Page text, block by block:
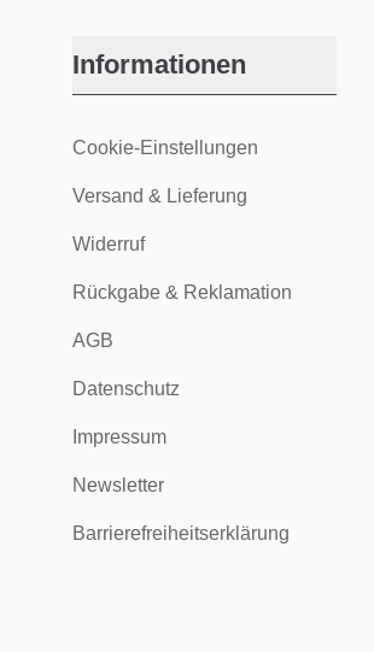
Informationen
Cookie-Einstellungen
Versand & Lieferung
Widerruf
Rückgabe & Reklamation
AGB
Datenschutz
Impressum
Newsletter
Barrierefreiheitserklärung